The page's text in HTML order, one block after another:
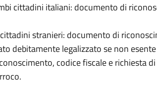
cittadini italiani: documento di
stranieri: documento di
debitamente legalizzato se non esente
codice fiscale e richiesta di